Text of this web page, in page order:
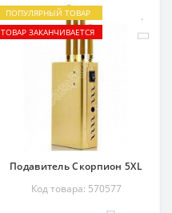
ПОПУЛЯРНЫЙ ТОВАР
ТОВАР ЗАКАНЧИВАЕТСЯ
Подавитель Скорпион 5XL
Код товара: 570577